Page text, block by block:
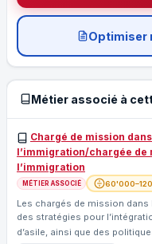
Optimiser
Métier associé à
Chargé de mission
l’immigration/chargée de
l’immigration
MÉTIER ASSOCIÉ
Les chargés de mission
des stratégies pour
d’asile, ainsi que des